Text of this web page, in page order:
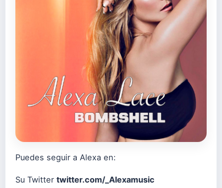
Puedes seguir a Alexa en:
Su Twitter twitter.com/_Alexamusic